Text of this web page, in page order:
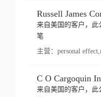
来自美国的客户，此
笔
主营：
C O Cargoquin
来自美国的客户，此